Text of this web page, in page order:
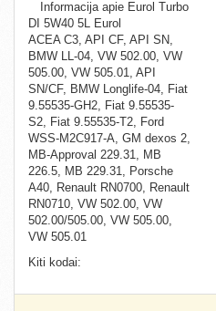
Informacija apie Eurol Turbo
DI 5W40 5L Eurol
ACEA C3, API CF, API SN,
BMW LL-04, VW 502.00, VW
505.00, VW 505.01, API
SN/CF, BMW Longlife-04, Fiat
9.55535-GH2, Fiat 9.55535-
S2, Fiat 9.55535-T2, Ford
WSS-M2C917-A, GM dexos 2,
MB-Approval 229.31, MB
226.5, MB 229.31, Porsche
A40, Renault RN0700, Renault
RN0710, VW 502.00, VW
502.00/505.00, VW 505.00,
VW 505.01
Kiti kodai: